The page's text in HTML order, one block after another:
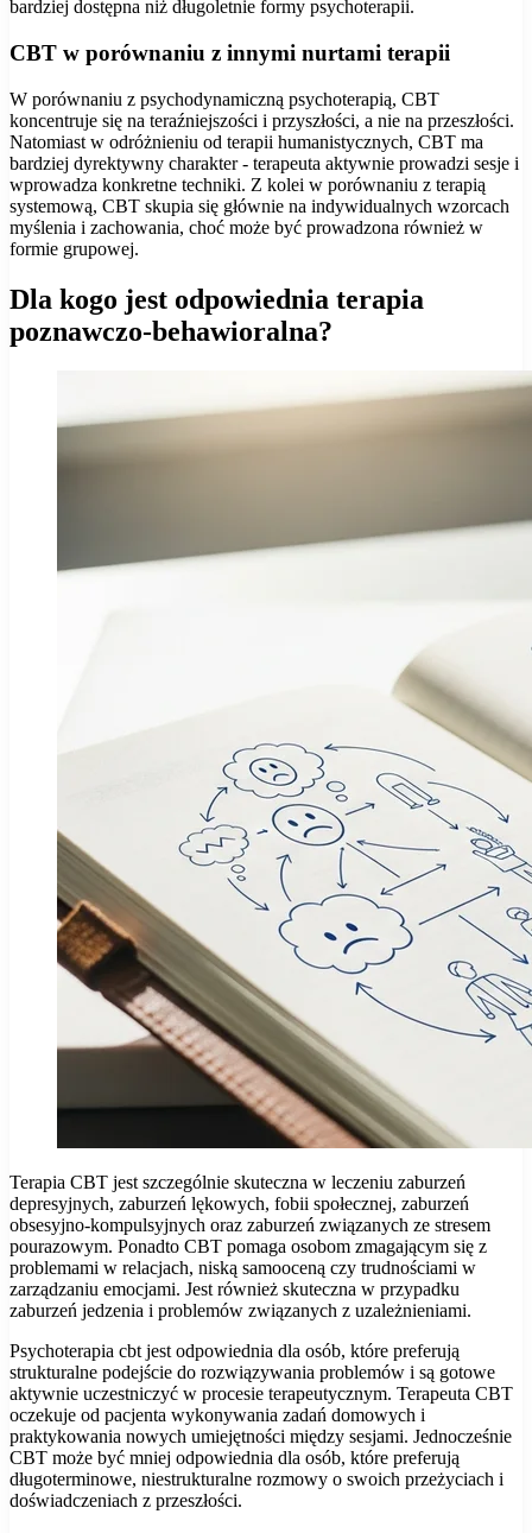
bardziej dostępna niż długoletnie formy psychoterapii.
CBT w porównaniu z innymi nurtami terapii
W porównaniu z psychodynamiczną psychoterapią, CBT
koncentruje się na teraźniejszości i przyszłości, a nie na przeszłości.
Natomiast w odróżnieniu od terapii humanistycznych, CBT ma
bardziej dyrektywny charakter - terapeuta aktywnie prowadzi sesje i
wprowadza konkretne techniki. Z kolei w porównaniu z terapią
systemową, CBT skupia się głównie na indywidualnych wzorcach
myślenia i zachowania, choć może być prowadzona również w
formie grupowej.
Dla kogo jest odpowiednia terapia
poznawczo-behawioralna?
Terapia CBT jest szczególnie skuteczna w leczeniu zaburzeń
depresyjnych, zaburzeń lękowych, fobii społecznej, zaburzeń
obsesyjno-kompulsyjnych oraz zaburzeń związanych ze stresem
pourazowym. Ponadto CBT pomaga osobom zmagającym się z
problemami w relacjach, niską samooceną czy trudnościami w
zarządzaniu emocjami. Jest również skuteczna w przypadku
zaburzeń jedzenia i problemów związanych z uzależnieniami.
Psychoterapia cbt jest odpowiednia dla osób, które preferują
strukturalne podejście do rozwiązywania problemów i są gotowe
aktywnie uczestniczyć w procesie terapeutycznym. Terapeuta CBT
oczekuje od pacjenta wykonywania zadań domowych i
praktykowania nowych umiejętności między sesjami. Jednocześnie
CBT może być mniej odpowiednia dla osób, które preferują
długoterminowe, niestrukturalne rozmowy o swoich przeżyciach i
doświadczeniach z przeszłości.